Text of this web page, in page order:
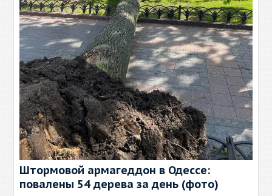
Штормовой армагеддон в Одессе:
повалены 54 дерева за день (фото)